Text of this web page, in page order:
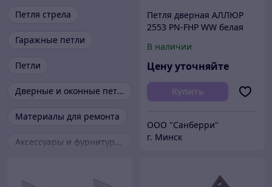
Петля стрела
Гаражные петли
Петли
Дверные и оконные петли
Материалы для ремонта
Аксессуары и фурнитура для окон и дверей
Петля дверная АЛЛЮР
2553 PN-FHP WW белая
В наличии
Цену уточняйте
Купить
ООО "Санберри"
г. Минск